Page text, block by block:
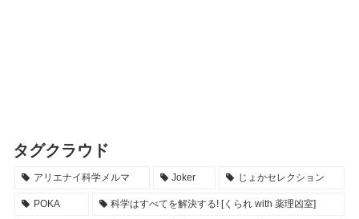
タグクラウド
アリエナイ科学メルマ Joker じょかセレクション
POKA 科学はすべてを解決する! [くられ with 薬理凶室]